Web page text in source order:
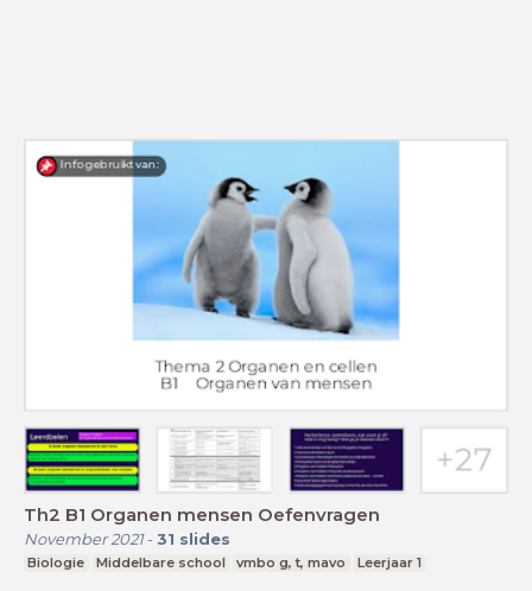
Th2 B1 Organen mensen Oefenvragen
November 2021- 31 slides
Biologie Middelbare school vmbo g, t, mavo Leerjaar 1